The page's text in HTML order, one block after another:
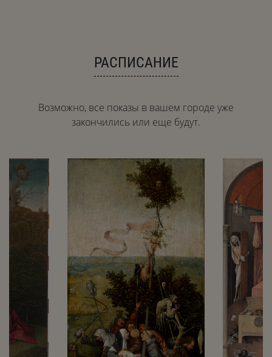
РАСПИСАНИЕ
Возможно, все показы в вашем городе уже
закончились или еще будут.